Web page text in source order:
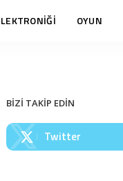
OYUN
BİZİ TAKİP EDİN
Twitter